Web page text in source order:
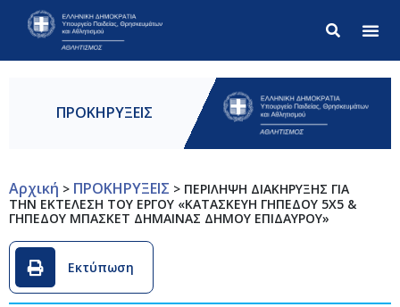
ΠΡΟΚΗΡΥΞΕΙΣ
Αρχική > ΠΡΟΚΗΡΥΞΕΙΣ > ΠΕΡΙΛΗΨΗ ΔΙΑΚΗΡΥΞΗΣ ΓΙΑ
ΤΗΝ ΕΚΤΕΛΕΣΗ ΤΟΥ ΕΡΓΟΥ «ΚΑΤΑΣΚΕΥΗ ΓΗΠΕΔΟΥ 5Χ5 &
ΓΗΠΕΔΟΥ ΜΠΑΣΚΕΤ ΔΗΜΑΙΝΑΣ ΔΗΜΟΥ ΕΠΙΔΑΥΡΟΥ»
Εκτύπωση